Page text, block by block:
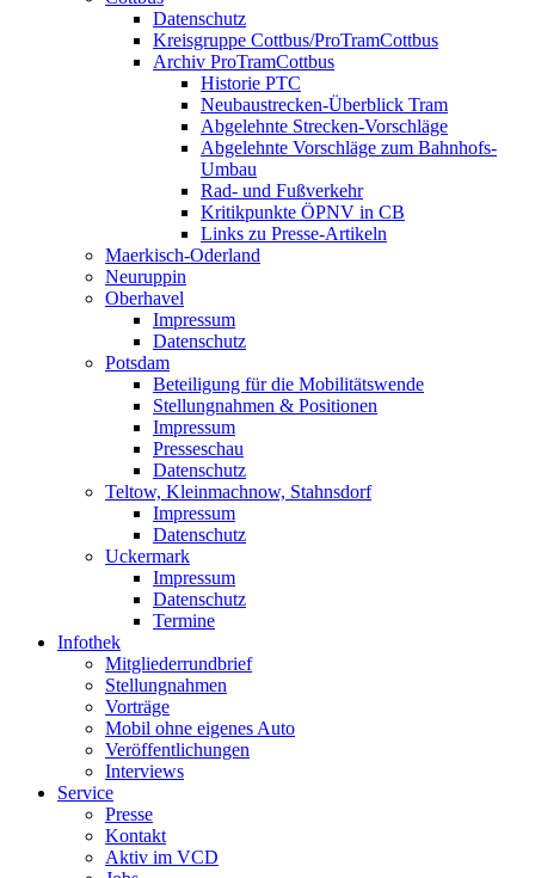
Datenschutz
Kreisgruppe Cottbus/ProTramCottbus
Archiv ProTramCottbus
Historie PTC
Neubaustrecken-Überblick Tram
Abgelehnte Strecken-Vorschläge
Abgelehnte Vorschläge zum Bahnhofs-
Umbau
Rad- und Fußverkehr
Kritikpunkte ÖPNV in CB
Links zu Presse-Artikeln
Maerkisch-Oderland
Neuruppin
Oberhavel
Impressum
Datenschutz
Potsdam
Beteiligung für die Mobilitätswende
Stellungnahmen & Positionen
Impressum
Presseschau
Datenschutz
Teltow, Kleinmachnow, Stahnsdorf
Impressum
Datenschutz
Uckermark
Impressum
Datenschutz
Termine
Infothek
Mitgliederrundbrief
Stellungnahmen
Vorträge
Mobil ohne eigenes Auto
Veröffentlichungen
Interviews
Service
Presse
Kontakt
Aktiv im VCD